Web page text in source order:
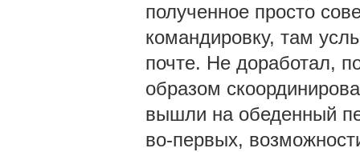
полученное просто
командировку, там
почте. Не доработал,
образом
вышли на обеденный
во-первых,